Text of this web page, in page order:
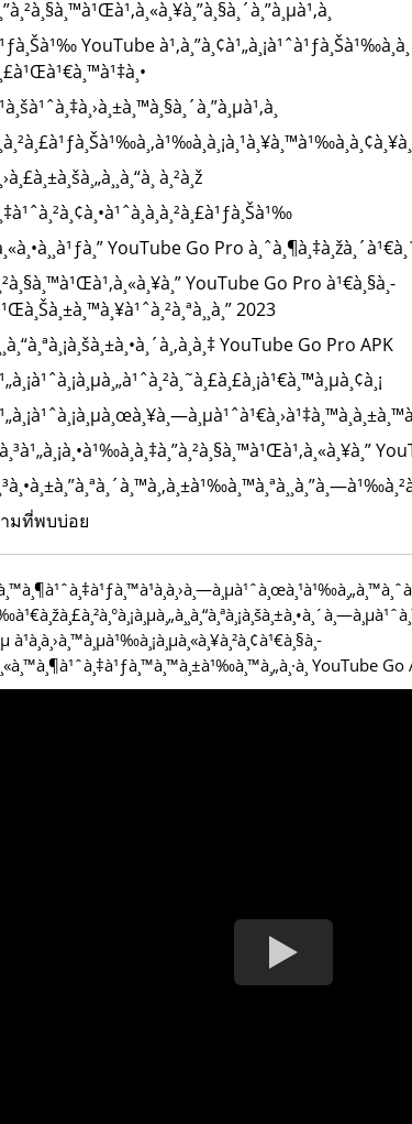
YouTube
à¸²à¸ž
YouTube Go Pro
YouTube Go Pro à¹€à¸§à¸­
2023
YouTube Go Pro APK
มที่พบบ่อย
à¹à¸­à¸›à¸™à¸µà¹‰à¸¡à¸µà¸«à¸¥à¸²à¸¢à¹€à¸§à¸­
YouTube Go